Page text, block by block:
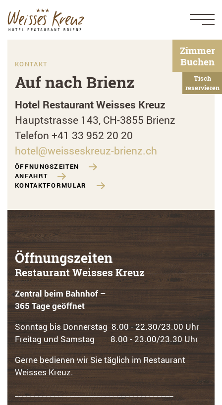
Zimmer
Buchen
Tisch
reservieren
KONTAKT
Auf nach Brienz
Hotel Restaurant Weisses Kreuz
Hauptstrasse 143, CH-3855 Brienz
Telefon +41 33 952 20 20
hotel@weisseskreuz-brienz.ch
ÖFFNUNGSZEITEN
ANFAHRT
KONTAKTFORMULAR
Öffnungszeiten
Restaurant Weisses Kreuz
Zentral beim Bahnhof –
365 Tage geöffnet
Sonntag bis Donnerstag 8.00 - 22.30/23.00 Uhr
Freitag und Samstag 8.00 - 23.00/23.30 Uhr
Gerne bedienen wir Sie täglich im Restaurant
Weisses Kreuz.
________________________________________